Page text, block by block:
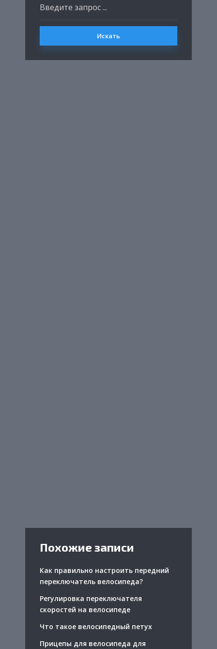
Искать
Похожие записи
Как правильно настроить передний
переключатель велосипеда?
Регулировка переключателя
скоростей на велосипеде
Что такое велосипедный петух
Прицепы для велосипеда для